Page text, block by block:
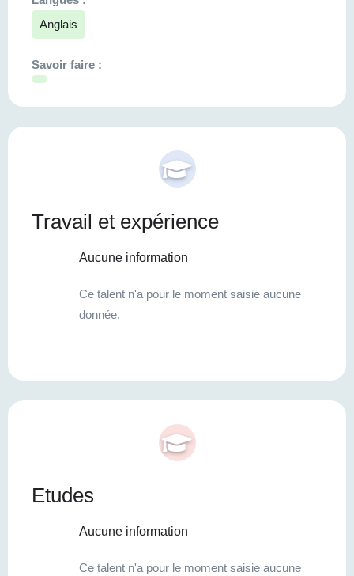
Anglais
Savoir faire :
Travail et expérience
Aucune information
Ce talent n'a pour le moment saisie aucune
donnée.
Etudes
Aucune information
Ce talent n'a pour le moment saisie aucune